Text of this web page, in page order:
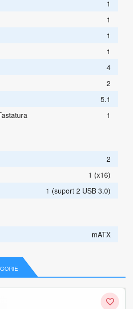
1
1
1
1
4
2
5.1
1
2
1 (x16)
1 (suport 2 USB 3.0)
mATX